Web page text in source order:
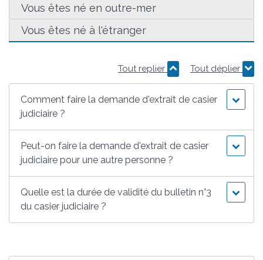
Vous êtes né en outre-mer
Vous êtes né à l'étranger
Tout replier Tout déplier
Comment faire la demande d'extrait de casier
judiciaire ?
Peut-on faire la demande d'extrait de casier
judiciaire pour une autre personne ?
Quelle est la durée de validité du bulletin n°3
du casier judiciaire ?